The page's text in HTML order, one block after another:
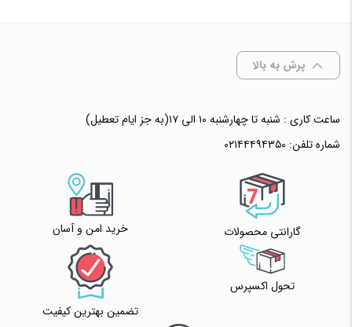
پرش به بالا
ساعت کاری : شنبه تا چهارشنبه ۱۰ الی ۱۷(به جز ایام تعطیل)
شماره تلفن: ۰۲۱۴۴۴۹۴۳۵۰
گارانتی محصولات خرید امن و آسان
تحول اکسپرس
تضمین بهترین کیفیت